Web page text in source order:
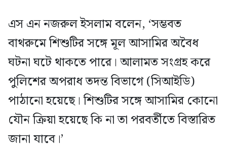
এস এন নজরুল ইসলাম বলেন, ‘সম্ভবত
বাথরুমে শিশুটির সঙ্গে মূল আসামির অবৈধ
ঘটনা ঘটে থাকতে পারে। আলামত সংগ্রহ করে
পুলিশের অপরাধ তদন্ত বিভাগে (সিআইডি)
পাঠানো হয়েছে। শিশুটির সঙ্গে আসামির কোনো
যৌন ক্রিয়া হয়েছে কি না তা পরবর্তীতে বিস্তারিত
জানা যাবে।’